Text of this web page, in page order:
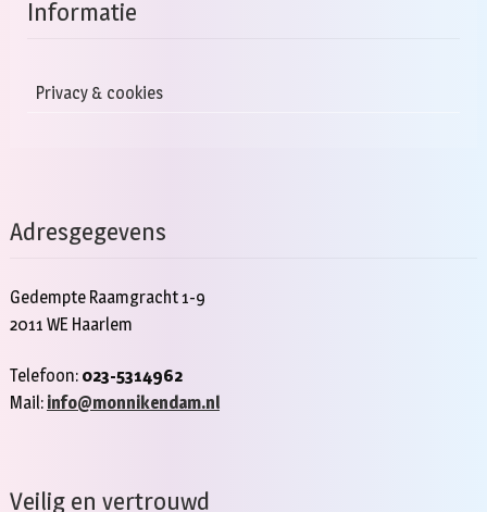
Informatie
Privacy & cookies
Adresgegevens
Gedempte Raamgracht 1-9
2011 WE Haarlem
Telefoon: 023-5314962
Mail: info@monnikendam.nl
Veilig en vertrouwd